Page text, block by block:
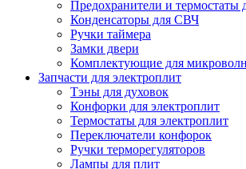
Предохранители и термостаты
Конденсаторы для СВЧ
Ручки таймера
Замки двери
Комплектующие для
Запчасти для электроплит
Тэны для духовок
Конфорки для электроплит
Термостаты для электроплит
Переключатели конфорок
Ручки терморегуляторов
Лампы для плит